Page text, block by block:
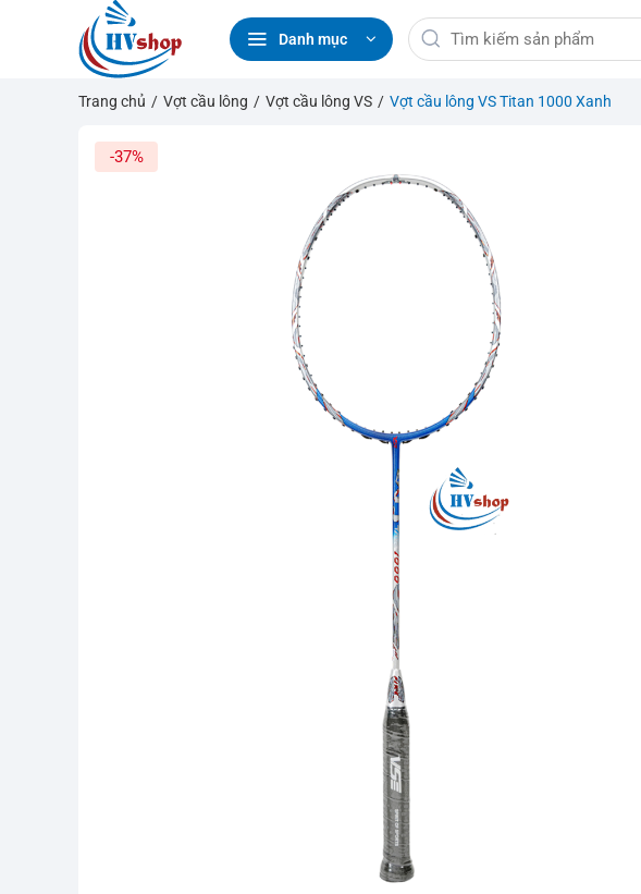
Danh mục
Tìm
kiếm:
Trang chủ / Vợt cầu lông / Vợt cầu lông VS / Vợt cầu lông VS Titan 1000 Xanh
-37%